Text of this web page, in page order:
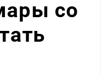
со